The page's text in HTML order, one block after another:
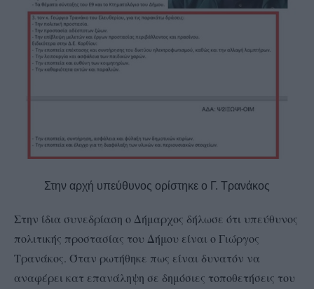
Στην αρχή υπεύθυνος ορίστηκε ο Γ. Τρανάκος
Στην ίδια συνεδρίαση ο Δήμαρχος δήλωσε ότι υπεύθυνος
πολιτικής προστασίας του Δήμου είναι ο Γιώργος
Τρανάκος. Όταν ρωτήθηκε πως είναι δυνατόν να
αναφέρει κατ επανάληψη σε δημόσιες τοποθετήσεις του